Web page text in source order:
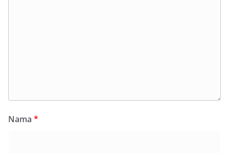
Nama *